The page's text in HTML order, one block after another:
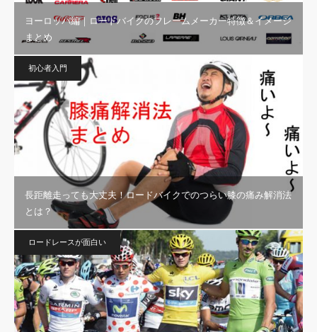
ヨーロッパ編｜ロードバイクのフレームメーカー特徴＆イメージ
まとめ
初心者入門
長距離走っても大丈夫！ロードバイクでのつらい膝の痛み解消法
とは？
ロードレースが面白い